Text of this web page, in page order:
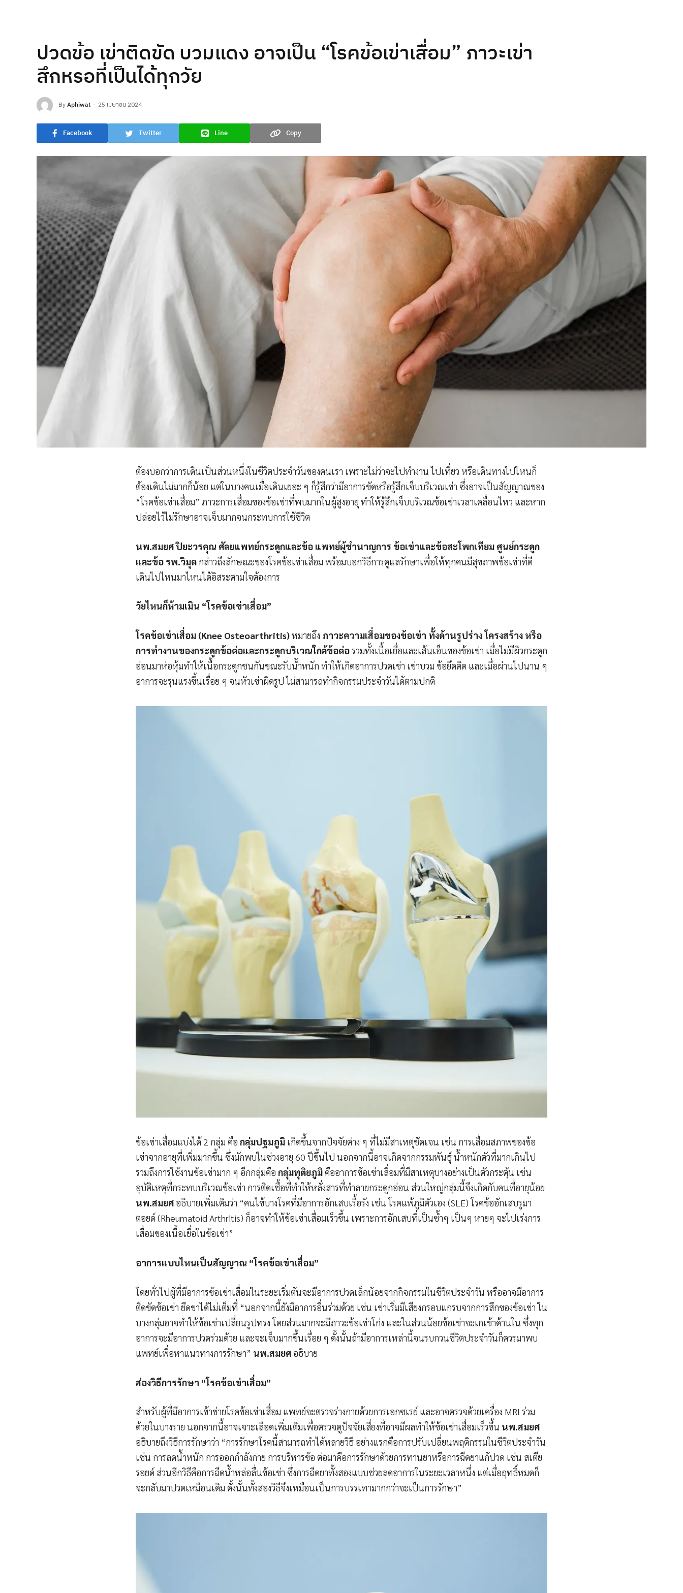
ปวดข้อ เข่าติดขัด บวมแดง อาจเป็น “โรคข้อเข่าเสื่อม” ภาวะเข่า
สึกหรอที่เป็นได้ทุกวัย
ByAphiwat 25 เมษายน 2024
Facebook Twitter Line Copy
ต้องบอกว่าการเดินเป็นส่วนหนึ่งในชีวิตประจำวันของคนเรา เพราะไม่ว่าจะไปทำงาน ไปเที่ยว หรือเดินทางไปไหนก็
ต้องเดินไม่มากก็น้อย แต่ในบางคนเมื่อเดินเยอะ ๆ ก็รู้สึกว่ามีอาการขัดหรือรู้สึกเจ็บบริเวณเข่า ซึ่งอาจเป็นสัญญาณของ
“โรคข้อเข่าเสื่อม” ภาวะการเสื่อมของข้อเข่าที่พบมากในผู้สูงอายุ ทำให้รู้สึกเจ็บบริเวณข้อเข่าเวลาเคลื่อนไหว และหาก
ปล่อยไว้ไม่รักษาอาจเจ็บมากจนกระทบการใช้ชีวิต
นพ.สมยศ ปิยะวรคุณ ศัลยแพทย์กระดูกและข้อ แพทย์ผู้ชำนาญการ ข้อเข่าและข้อสะโพกเทียม ศูนย์กระดูก
และข้อ รพ.วิมุต กล่าวถึงลักษณะของโรคข้อเข่าเสื่อม พร้อมบอกวิธีการดูแลรักษาเพื่อให้ทุกคนมีสุขภาพข้อเข่าที่ดี
เดินไปไหนมาไหนได้อิสระตามใจต้องการ
วัยไหนก็ห้ามเมิน “โรคข้อเข่าเสื่อม”
โรคข้อเข่าเสื่อม (Knee Osteoarthritis)หมายถึง ภาวะความเสื่อมของข้อเข่า ทั้งด้านรูปร่าง โครงสร้าง หรือ
การทำงานของกระดูกข้อต่อและกระดูกบริเวณใกล้ข้อต่อรวมทั้งเนื้อเยื่อและเส้นเอ็นของข้อเข่า เมื่อไม่มีผิวกระดูก
อ่อนมาห่อหุ้มทำให้เนื้อกระดูกชนกันขณะรับน้ำหนัก ทำให้เกิดอาการปวดเข่า เข่าบวม ข้อยึดติด และเมื่อผ่านไปนาน ๆ
อาการจะรุนแรงขึ้นเรื่อย ๆ จนหัวเข่าผิดรูป ไม่สามารถทำกิจกรรมประจำวันได้ตามปกติ
ข้อเข่าเสื่อมแบ่งได้ 2 กลุ่ม คือ กลุ่มปฐมภูมิ เกิดขึ้นจากปัจจัยต่าง ๆ ที่ไม่มีสาเหตุชัดเจน เช่น การเสื่อมสภาพของข้อ
เข่าจากอายุที่เพิ่มมากขึ้น ซึ่งมักพบในช่วงอายุ 60 ปีขึ้นไป นอกจากนี้อาจเกิดจากกรรมพันธุ์ น้ำหนักตัวที่มากเกินไป
รวมถึงการใช้งานข้อเข่ามาก ๆ อีกกลุ่มคือ กลุ่มทุติยภูมิคืออาการข้อเข่าเสื่อมที่มีสาเหตุบางอย่างเป็นตัวกระตุ้น เช่น
อุบัติเหตุที่กระทบบริเวณข้อเข่า การติดเชื้อที่ทำให้หลั่งสารที่ทำลายกระดูกอ่อน ส่วนใหญ่กลุ่มนี้จึงเกิดกับคนที่อายุน้อย
นพ.สมยศ อธิบายเพิ่มเติมว่า “คนไข้บางโรคที่มีอาการอักเสบเรื้อรัง เช่น โรคแพ้ภูมิตัวเอง (SLE) โรคข้ออักเสบรูมา
ตอยด์ (Rheumatoid Arthritis) ก็อาจทำให้ข้อเข่าเสื่อมเร็วขึ้น เพราะการอักเสบที่เป็นซ้ำๆ เป็นๆ หายๆ จะไปเร่งการ
เสื่อมของเนื้อเยื่อในข้อเข่า”
อาการแบบไหนเป็นสัญญาณ “โรคข้อเข่าเสื่อม”
โดยทั่วไปผู้ที่มีอาการข้อเข่าเสื่อมในระยะเริ่มต้นจะมีอาการปวดเล็กน้อยจากกิจกรรมในชีวิตประจำวัน หรืออาจมีอาการ
ติดขัดข้อเข่า ยืดขาได้ไม่เต็มที่ “นอกจากนี้ยังมีอาการอื่นร่วมด้วย เช่น เข่าเริ่มมีเสียงกรอบแกรบจากการสึกของข้อเข่า ใน
บางกลุ่มอาจทำให้ข้อเข่าเปลี่ยนรูปทรง โดยส่วนมากจะมีภาวะข้อเข่าโก่ง และในส่วนน้อยข้อเข่าจะเกเข้าด้านใน ซึ่งทุก
อาการจะมีอาการปวดร่วมด้วย และจะเจ็บมากขึ้นเรื่อย ๆ ดั้งนั้นถ้ามีอาการเหล่านี้จนรบกวนชีวิตประจำวันก็ควรมาพบ
แพทย์เพื่อหาแนวทางการรักษา” นพ.สมยศ อธิบาย
ส่องวิธีการรักษา “โรคข้อเข่าเสื่อม”
สำหรับผู้ที่มีอาการเข้าข่ายโรคข้อเข่าเสื่อม แพทย์จะตรวจร่างกายด้วยการเอกซเรย์ และอาจตรวจด้วยเครื่อง MRI ร่วม
ด้วยในบางราย นอกจากนี้อาจเจาะเลือดเพิ่มเติมเพื่อตรวจดูปัจจัยเสี่ยงที่อาจมีผลทำให้ข้อเข่าเสื่อมเร็วขึ้น นพ.สมยศ
อธิบายถึงวิธีการรักษาว่า “การรักษาโรคนี้สามารถทำได้หลายวิธี อย่างแรกคือการปรับเปลี่ยนพฤติกรรมในชีวิตประจำวัน
เช่น การลดน้ำหนัก การออกกำลังกาย การบริหารข้อ ต่อมาคือการรักษาด้วยการทานยาหรือการฉีดยาแก้ปวด เช่น สเตีย
รอยด์ ส่วนอีกวิธีคือการฉีดน้ำหล่อลื่นข้อเข่า ซึ่งการฉีดยาทั้งสองแบบช่วยลดอาการในระยะเวลาหนึ่ง แต่เมื่อฤทธิ์หมดก็
จะกลับมาปวดเหมือนเดิม ดั้งนั้นทั้งสองวิธีจึงเหมือนเป็นการบรรเทามากกว่าจะเป็นการรักษา”